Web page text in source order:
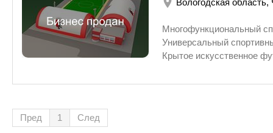
Вологодская область,
Многофункциональный спортивный комплекс. 1.
Универсальный спортивный зал 40х20 для мини-футбола,
Крытое искусственное футбольное поле 40х20 2.
вокруг стадиона 5. Освещенная
Пред 1 След